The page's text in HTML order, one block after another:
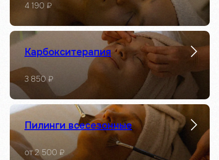
4 190 ₽
Карбокситерапия
3 850 ₽
Пилинги всесезонные
от 2 500 ₽